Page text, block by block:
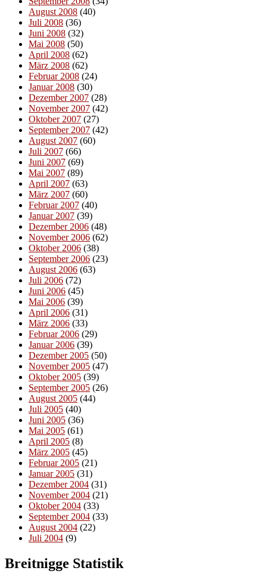
August 2008 (40)
Juli 2008 (36)
Juni 2008 (32)
Mai 2008 (50)
April 2008 (62)
März 2008 (62)
Februar 2008 (24)
Januar 2008 (30)
Dezember 2007 (28)
November 2007 (42)
Oktober 2007 (27)
September 2007 (42)
August 2007 (60)
Juli 2007 (66)
Juni 2007 (69)
Mai 2007 (89)
April 2007 (63)
März 2007 (60)
Februar 2007 (40)
Januar 2007 (39)
Dezember 2006 (48)
November 2006 (62)
Oktober 2006 (38)
September 2006 (23)
August 2006 (63)
Juli 2006 (72)
Juni 2006 (45)
Mai 2006 (39)
April 2006 (31)
März 2006 (33)
Februar 2006 (29)
Januar 2006 (39)
Dezember 2005 (50)
November 2005 (47)
Oktober 2005 (39)
September 2005 (26)
August 2005 (44)
Juli 2005 (40)
Juni 2005 (36)
Mai 2005 (61)
April 2005 (8)
März 2005 (45)
Februar 2005 (21)
Januar 2005 (31)
Dezember 2004 (31)
November 2004 (21)
Oktober 2004 (33)
September 2004 (33)
August 2004 (22)
Juli 2004 (9)
Breitnigge Statistik